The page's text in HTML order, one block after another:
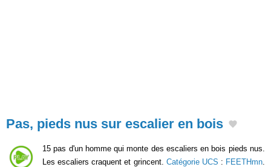
Pas, pieds nus sur escalier en bois
15 pas d'un homme qui monte des escaliers en bois pieds nus.
Les escaliers craquent et grincent. Catégorie UCS : FEETHmn